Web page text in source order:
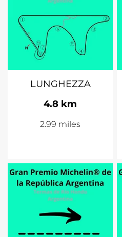
LUNGHEZZA
4.8 km
2.99 miles